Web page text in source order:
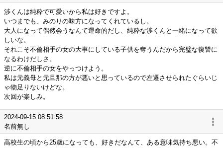
渉くんは純粋で可愛いから私は好きですよ。
いつまでも、みのりの味方になってくれているし。
大人になって偶然会うなんて運命的だし、純粋な渉くんと一緒になって欲
しいな。
それこそ不倫相手の女の大事にしている子供を奪うんだから完璧な復讐に
なるわけだしさ。
逆に不倫相手の女をやっつけよう。
私は元義母と元旦那の方が悪いと思っているので左遷させられたぐらいじ
ゃ物足りないけどな。
次回が楽しみ。
2024-09-15 08:51:58
名前無し
高校生の頃から25歳になっても、好きだなんて、ある意味気持ち悪い。不